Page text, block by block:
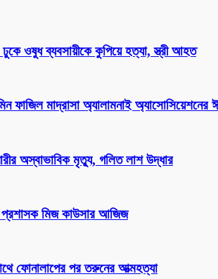
ওষুধ ব্যবসায়ীকে কুপিয়ে হত্যা, স্ত্রী আহত
ফাজিল মাদ্রাসা অ্যালামনাই অ্যাসোসিয়েশনের
অস্বাভাবিক মৃত্যু, গলিত লাশ উদ্ধার
প্রশাসক মিজ কাউসার আজিজ
ফোনালাপের পর তরুনের আত্মহত্যা